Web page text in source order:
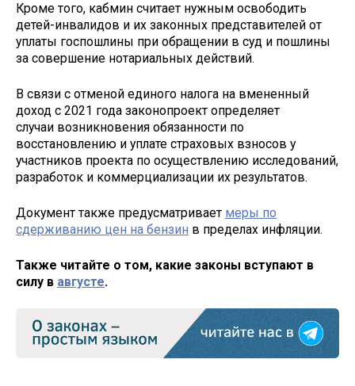
Кроме того, кабмин считает нужным освободить
детей-инвалидов и их законных представителей от
уплаты госпошлины при обращении в суд и пошлины
за совершение нотариальных действий.
В связи с отменой единого налога на вмененный
доход с 2021 года законопроект определяет
случаи возникновения обязанности по
восстановлению и уплате страховых взносов у
участников проекта по осуществлению исследований,
разработок и коммерциализации их результатов.
Документ также предусматривает меры по
сдерживанию цен на бензин в пределах инфляции.
Также читайте о том, какие законы вступают в
силу в августе.